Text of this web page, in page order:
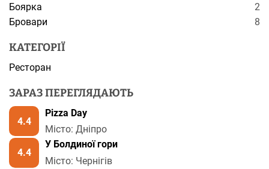
Боярка
2
Бровари
8
КАТЕГОРІЇ
Ресторан
ЗАРАЗ ПЕРЕГЛЯДАЮТЬ
4.4
Pizza Day
Місто: Дніпро
4.4
У Болдиної гори
Місто: Чернігів